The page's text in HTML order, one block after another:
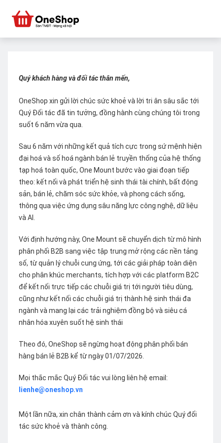
Quý khách hàng và đối tác thân mến,
OneShop xin gửi lời chúc sức khoẻ và lời tri ân sâu sắc tới
Quý Đối tác đã tin tưởng, đồng hành cùng chúng tôi trong
suốt 6 năm vừa qua.
Sau 6 năm với những kết quả tích cực trong sứ mệnh hiện
đại hoá và số hoá ngành bán lẻ truyền thống của hệ thống
tạp hoá toàn quốc, One Mount bước vào giai đoạn tiếp
theo: kết nối và phát triển hệ sinh thái tài chính, bất động
sản, bán lẻ, chăm sóc sức khỏe, và phong cách sống,
thông qua việc ứng dụng sâu năng lực công nghệ, dữ liệu
và AI.
Với định hướng này, One Mount sẽ chuyển dịch từ mô hình
phân phối B2B sang việc tập trung mở rộng các nền tảng
số, từ quản lý chuỗi cung ứng, tới các giải pháp toàn diện
cho phân khúc merchants, tích hợp với các platform B2C
để kết nối trực tiếp các chuỗi giá trị tới người tiêu dùng,
cũng như kết nối các chuỗi giá trị thành hệ sinh thái đa
ngành và mang lại các trải nghiệm đồng bộ và siêu cá
nhân hóa xuyên suốt hệ sinh thái
Theo đó, OneShop sẽ ngừng hoạt động phân phối bán
hàng bán lẻ B2B kể từ ngày 01/07/2026.
Mọi thắc mắc Quý Đối tác vui lòng liên hệ email:
lienhe@oneshop.vn
Một lần nữa, xin chân thành cảm ơn và kính chúc Quý đối
tác sức khoẻ và thành công.